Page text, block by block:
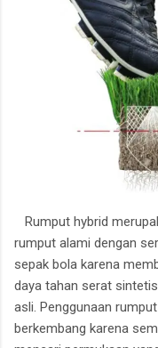
Rumput hybrid
rumput alami dengan
sepak bola karena
daya tahan serat
asli. Penggunaan
berkembang karena